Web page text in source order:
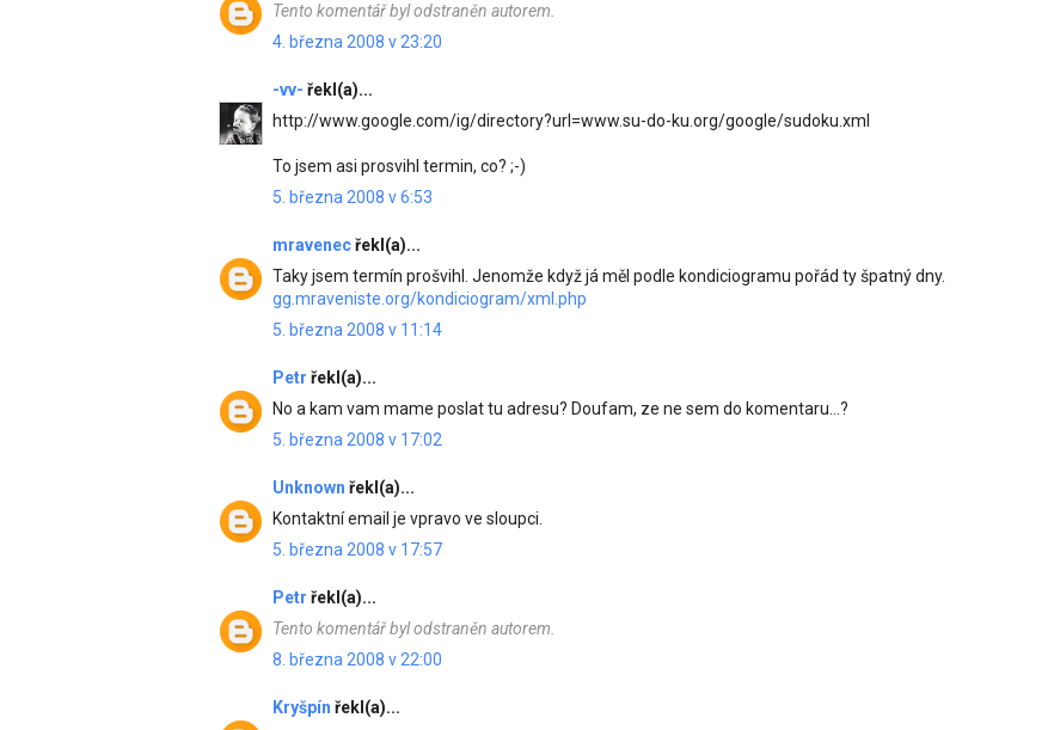
Tento komentář byl odstraněn autorem.
4. března 2008 v 23:20
-vv- řekl(a)...
http://www.google.com/ig/directory?url=www.su-do-ku.org/google/sudoku.xml
To jsem asi prosvihl termin, co? ;-)
5. března 2008 v 6:53
mravenecřekl(a)...
Taky jsem termín prošvihl. Jenomže když já měl podle kondiciogramu pořád ty špatný dny.
gg.mraveniste.org/kondiciogram/xml.php
5. března 2008 v 11:14
Petr řekl(a)...
No a kam vam mame poslat tu adresu? Doufam, ze ne sem do komentaru...?
5. března 2008 v 17:02
Unknown řekl(a)...
Kontaktní email je vpravo ve sloupci.
5. března 2008 v 17:57
Petr řekl(a)...
Tento komentář byl odstraněn autorem.
8. března 2008 v 22:00
Kryšpín řekl(a)...